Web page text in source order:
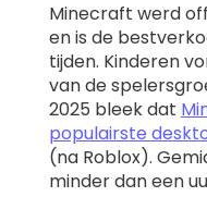
Familieverhalen
Inloggen
Minecraft werd
en is de
tijden. Kinderen
van de
2025 bleek dat
populairste
(na Roblox).
minder dan een